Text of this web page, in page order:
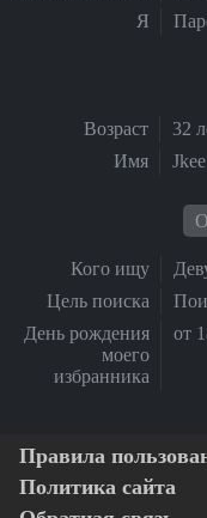
Я
Возраст
32
Имя
Jkee
Кого ищу
Цель поиска
День рождения
моего
избранника
от
Правила
Политика сайта